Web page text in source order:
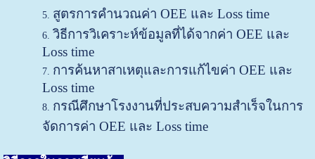
สูตรการคำนวณค่า OEE และ Loss time
วิธีการวิเคราะห์ข้อมูลที่ได้จากค่า OEE และ
Loss time
การค้นหาสาเหตุและการแก้ไขค่า OEE และ
Loss time
กรณีศึกษาโรงงานที่ประสบความสำเร็จในการ
จัดการค่า OEE และ Loss time